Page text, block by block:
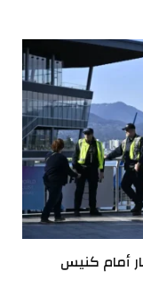
أمام كنيس